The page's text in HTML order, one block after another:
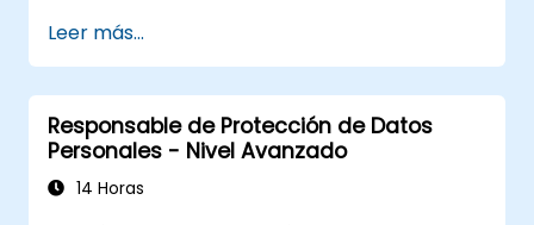
Leer más...
Responsable de Protección de Datos
Personales - Nivel Avanzado
14 Horas